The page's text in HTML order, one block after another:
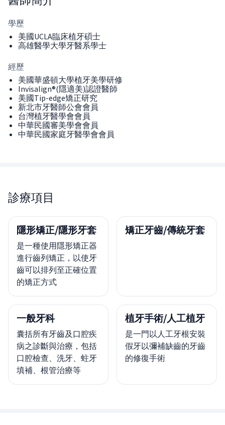
學歷
美國UCLA臨床植牙碩士
高雄醫學大學牙醫系學士
經歷
美國華盛頓大學植牙美學研修
Invisalign®(隱適美)認證醫師
美國Tip-edge矯正研究
新北市牙醫師公會會員
台灣植牙醫學會會員
中華民國審美學會會員
中華民國家庭牙醫學會會員
診療項目
隱形矯正/隱形牙套
是一種使用隱形矯正器
進行齒列矯正，以使牙
齒可以排列至正確位置
的矯正方式
矯正牙齒/傳統牙套
一般牙科
囊括所有牙齒及口腔疾
病之診斷與治療，包括
口腔檢查、洗牙、蛀牙
填補、根管治療等
植牙手術/人工植牙
是一門以人工牙根安裝
假牙以彌補缺齒的牙齒
的修復手術